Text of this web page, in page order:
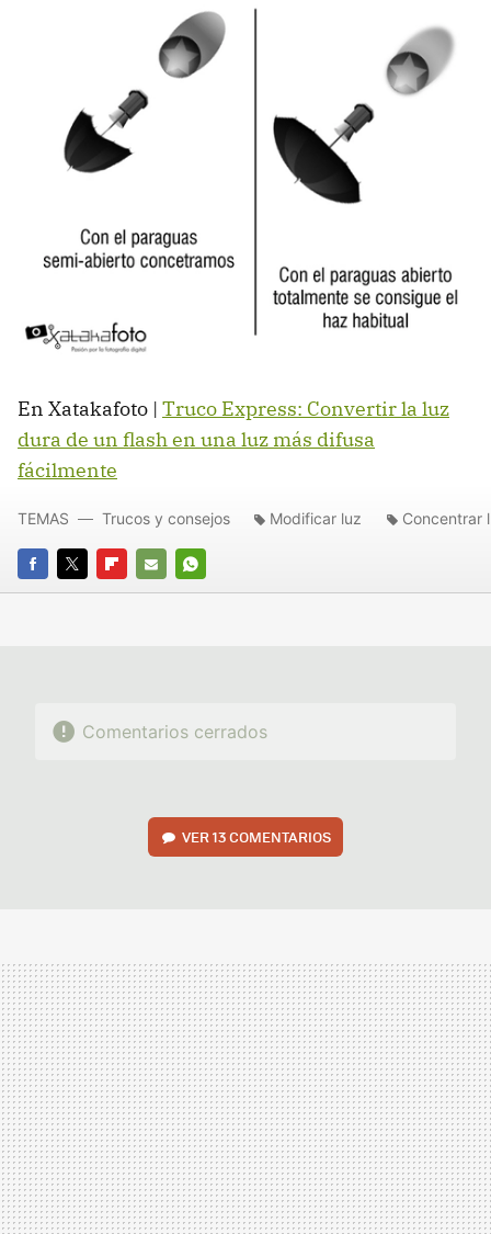
En Xatakafoto | Truco Express: Convertir la luz
dura de un flash en una luz más difusa
fácilmente
FACEBOOK
TWITTERFLIPBOARD
E-
WHATSAPP
TEMAS Trucos y consejos Modificar luz Concentrar
Comentarios cerrados
VER13 COMENTARIOS